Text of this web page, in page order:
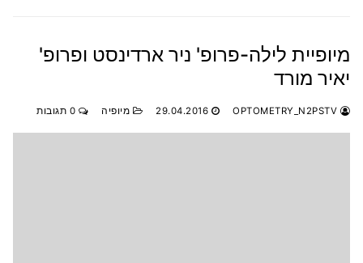
מיופיית לילה-פרופ' ניר ארדינסט ופרופ'
יאיר מורד
29.04.2016 מיופיה